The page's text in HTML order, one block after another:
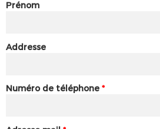
Prénom
Addresse
Numéro de téléphone *